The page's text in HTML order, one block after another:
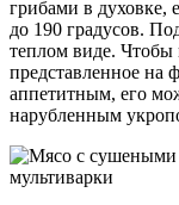
грибами в духовке,
до 190 градусов.
теплом виде. Чтобы
представленное на
аппетитным, его
нарубленным